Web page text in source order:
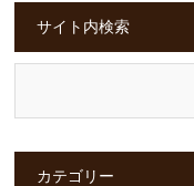
サイト内検索
カテゴリー